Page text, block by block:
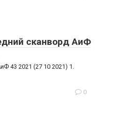
сканворд АиФ
43 2021 (27 10 2021) 1.
0